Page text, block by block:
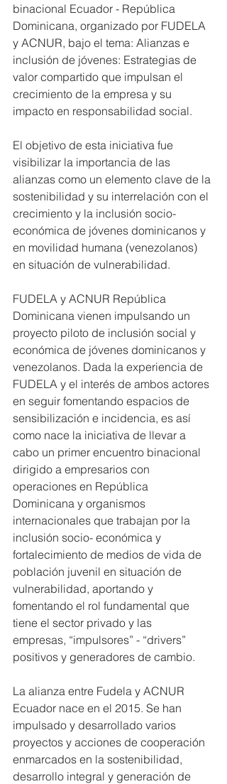
binacional Ecuador - República
Dominicana, organizado por FUDELA
y ACNUR, bajo el tema: Alianzas e
inclusión de jóvenes: Estrategias de
valor compartido que impulsan el
crecimiento de la empresa y su
impacto en responsabilidad social.
El objetivo de esta iniciativa fue
visibilizar la importancia de las
alianzas como un elemento clave de la
sostenibilidad y su interrelación con el
crecimiento y la inclusión socio-
económica de jóvenes dominicanos y
en movilidad humana (venezolanos)
en situación de vulnerabilidad.
FUDELA y ACNUR República
Dominicana vienen impulsando un
proyecto piloto de inclusión social y
económica de jóvenes dominicanos y
venezolanos. Dada la experiencia de
FUDELA y el interés de ambos actores
en seguir fomentando espacios de
sensibilización e incidencia, es así
como nace la iniciativa de llevar a
cabo un primer encuentro binacional
dirigido a empresarios con
operaciones en República
Dominicana y organismos
internacionales que trabajan por la
inclusión socio- económica y
fortalecimiento de medios de vida de
población juvenil en situación de
vulnerabilidad, aportando y
fomentando el rol fundamental que
tiene el sector privado y las
empresas, “impulsores” - “drivers”
positivos y generadores de cambio.
La alianza entre Fudela y ACNUR
Ecuador nace en el 2015. Se han
impulsado y desarrollado varios
proyectos y acciones de cooperación
enmarcados en la sostenibilidad,
desarrollo integral y generación de